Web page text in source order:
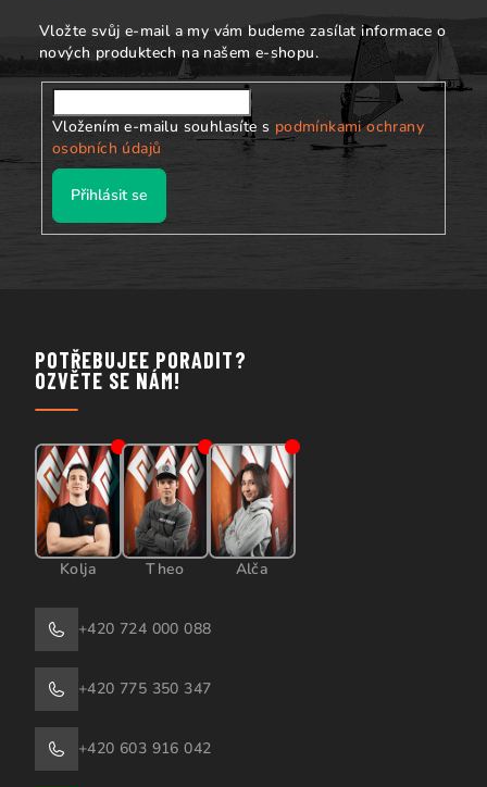
Vložte svůj e-mail a my vám budeme zasílat informace o
nových produktech na našem e-shopu.
Vložením e-mailu souhlasíte s podmínkami ochrany
osobních údajů
Přihlásit se
POTŘEBUJEE PORADIT?
OZVĚTE SE NÁM!
Kolja Theo Alča
+420 724 000 088
+420 775 350 347
+420 603 916 042